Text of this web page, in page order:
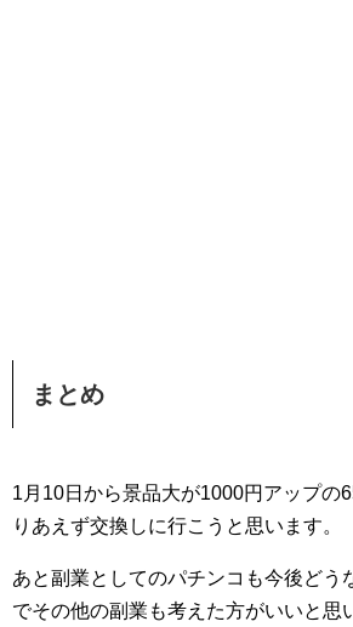
まとめ
1月10日から景品大が1000円アップの
りあえず交換しに行こうと思います。
あと副業としてのパチンコも今後どう
でその他の副業も考えた方がいいと思